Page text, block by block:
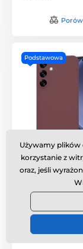
Podstawowa
Techsuit
Samsung
Plus, bordowy
W magazynie
8. u Ciebie
23.8 zł
Używamy
korzystanie z
oraz, jeśli